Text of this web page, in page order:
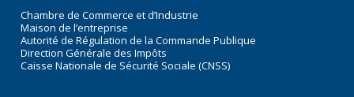
Chambre de Commerce et d’Industrie
Maison de l’entreprise
Autorité de Régulation de la Commande Publique
Direction Générale des Impôts
Caisse Nationale de Sécurité Sociale (CNSS)